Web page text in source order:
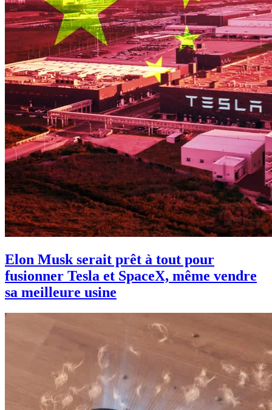
Elon Musk serait prêt à tout pour
fusionner Tesla et SpaceX, même vendre
sa meilleure usine